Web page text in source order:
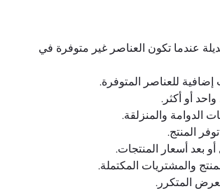
عندما تكون العناصر غير متوفرة في
إضافية للعناصر المتوفرة.
أو أكثر.
الدوامة والمنزلقة.
المنتج.
والمشتريات المكتملة.
المتكرر.